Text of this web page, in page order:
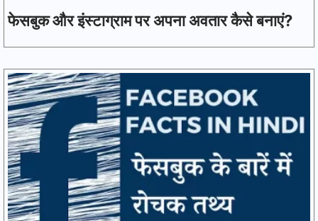
फेसबुक और इंस्टाग्राम पर अपना अवतार कैसे बनाएं?